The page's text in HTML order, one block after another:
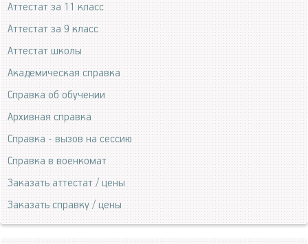
Аттестат за 11 класс
Аттестат за 9 класс
Аттестат школы
Академическая справка
Справка об обучении
Архивная справка
Справка - вызов на сессию
Справка в военкомат
Заказать аттестат / цены
Заказать справку / цены